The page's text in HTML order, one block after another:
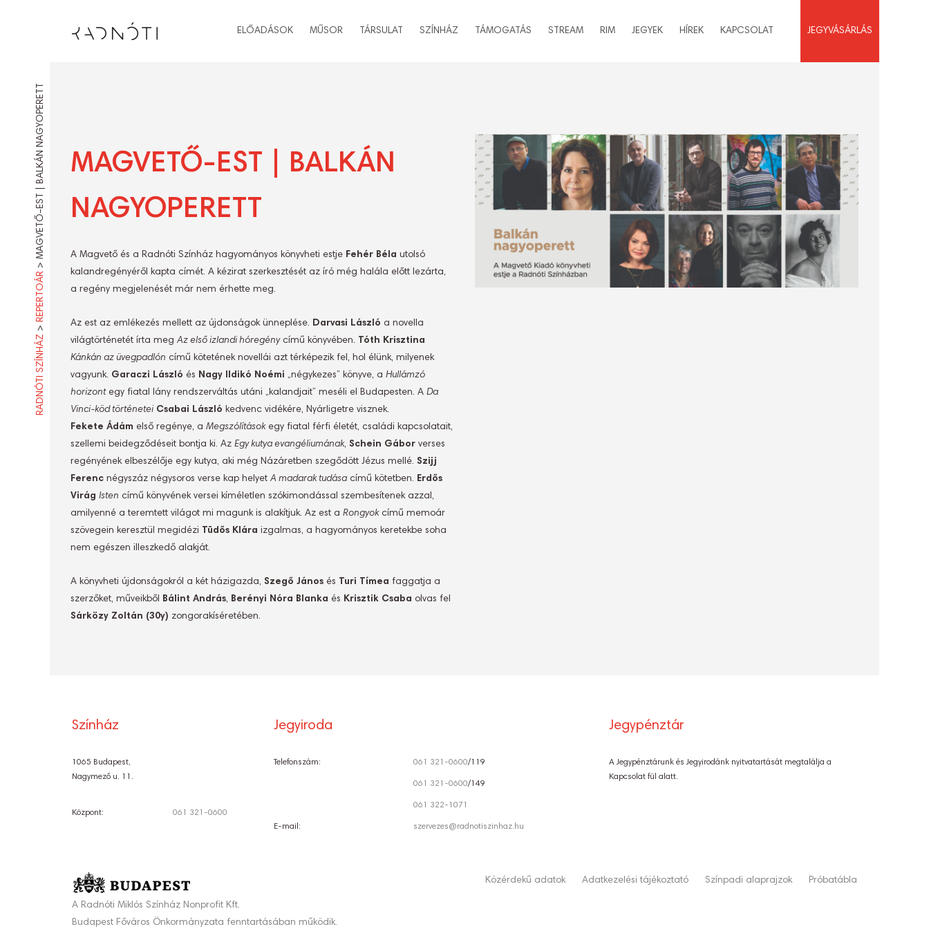
ELŐADÁSOK MŰSOR TÁRSULAT SZÍNHÁZ TÁMOGATÁS STREAM RIM JEGYEK HÍREK KAPCSOLAT JEGYVÁSÁRLÁS
RADNÓTI SZÍNHÁZ
>
REPERTOÁR
>
MAGVETŐ-EST | BALKÁN NAGYOPERETT
MAGVETŐ-EST | BALKÁN
NAGYOPERETT
A Magvető és a Radnóti Színház hagyományos könyvheti estje Fehér Béla utolsó
kalandregényéről kapta címét. A kézirat szerkesztését az író még halála előtt lezárta,
a regény megjelenését már nem érhette meg.
Az est az emlékezés mellett az újdonságok ünneplése. Darvasi László a novella
világtörténetét írta meg Az első izlandi hóregénycímű könyvében. Tóth Krisztina
Kánkán az üvegpadlón című kötetének novellái azt térképezik fel, hol élünk, milyenek
vagyunk. Garaczi László és Nagy Ildikó Noémi „négykezes” könyve, a Hullámzó
horizontegy fiatal lány rendszerváltás utáni „kalandjait” meséli el Budapesten. A Da
Vinci-köd történetei Csabai László kedvenc vidékére, Nyárligetre visznek.
Fekete Ádám első regénye, a Megszólításokegy fiatal férfi életét, családi kapcsolatait,
szellemi beidegződéseit bontja ki. Az Egy kutya evangéliumának, Schein Gábor verses
regényének elbeszélője egy kutya, aki még Názáretben szegődött Jézus mellé. Szijj
Ferenc négyszáz négysoros verse kap helyet A madarak tudása című kötetben. Erdős
Virág Isten című könyvének versei kíméletlen szókimondással szembesítenek azzal,
amilyenné a teremtett világot mi magunk is alakítjuk. Az est a Rongyokcímű memoár
szövegein keresztül megidézi Tüdős Klára izgalmas, a hagyományos keretekbe soha
nem egészen illeszkedő alakját.
A könyvheti újdonságokról a két házigazda, Szegő János és Turi Tímea faggatja a
szerzőket, műveikből Bálint András, Berényi Nóra Blanka és Krisztik Csaba olvas fel
Sárközy Zoltán (30y) zongorakíséretében.
Színház
1065 Budapest,
Nagymező u. 11.
Központ: 061 321-0600
Jegyiroda
Telefonszám: 061 321-0600/119
061 321-0600/149
061 322-1071
E-mail: szervezes@radnotiszinhaz.hu
Jegypénztár
A Jegypénztárunk és Jegyirodánk nyitvatartását megtalálja a
Kapcsolat fül alatt.
A Radnóti Miklós Színház Nonprofit Kft.
Budapest Főváros Önkormányzata fenntartásában működik.
Közérdekű adatok Adatkezelési tájékoztató Színpadi alaprajzok Próbatábla